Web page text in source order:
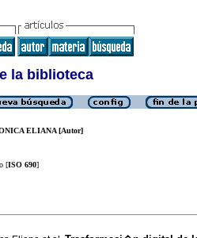
la biblioteca
ELIANA [Autor]
[ISO 690]